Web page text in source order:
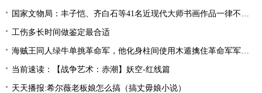
国家文物局：丰子恺、齐白石等41名近现代大师书画作品一律不准出境
工伤多长时间做鉴定最合适
海贼王同人绿牛单挑革命军，他化身柱间使用木遁擒住革命军军长！
当前速读：【战争艺术：赤潮】妖空-红线篇
天天播报:希尔薇老板娘怎么搞（搞丈毋娘小说）